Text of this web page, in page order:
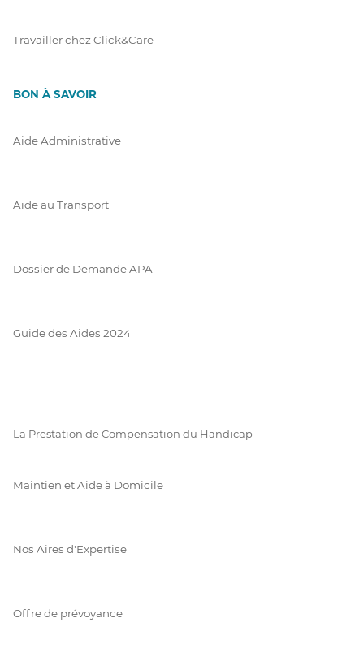
Travailler chez Click&Care
BON À SAVOIR
Aide Administrative
Aide au Transport
Dossier de Demande APA
Guide des Aides 2024
La Prestation de Compensation du Handicap
Maintien et Aide à Domicile
Nos Aires d'Expertise
Offre de prévoyance